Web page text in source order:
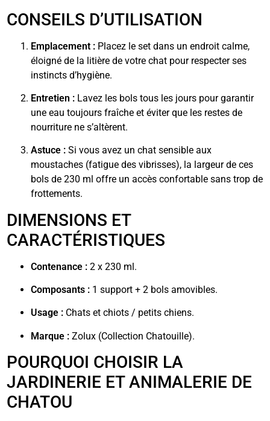
CONSEILS D’UTILISATION
Emplacement : Placez le set dans un endroit calme,
éloigné de la litière de votre chat pour respecter ses
instincts d’hygiène.
Entretien : Lavez les bols tous les jours pour garantir
une eau toujours fraîche et éviter que les restes de
nourriture ne s’altèrent.
Astuce : Si vous avez un chat sensible aux
moustaches (fatigue des vibrisses), la largeur de ces
bols de 230 ml offre un accès confortable sans trop de
frottements.
DIMENSIONS ET
CARACTÉRISTIQUES
Contenance : 2 x 230 ml.
Composants : 1 support + 2 bols amovibles.
Usage : Chats et chiots / petits chiens.
Marque : Zolux (Collection Chatouille).
POURQUOI CHOISIR LA
JARDINERIE ET ANIMALERIE DE
CHATOU